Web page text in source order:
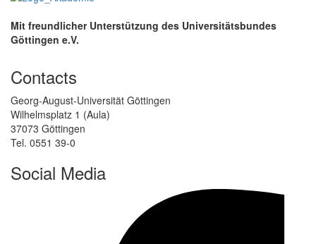
Mit freundlicher Unterstützung des Universitätsbundes
Göttingen e.V.
Contacts
Georg-August-Universität Göttingen
Wilhelmsplatz 1 (Aula)
37073 Göttingen
Tel. 0551 39-0
Social Media